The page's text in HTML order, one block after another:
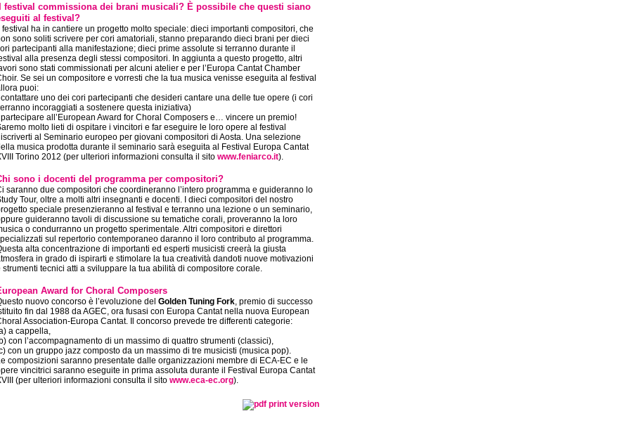
festival commissiona dei brani musicali? È possibile che questi siano
al festival?
festival ha in cantiere un progetto molto speciale: dieci importanti compositori, che
sono soliti scrivere per cori amatoriali, stanno preparando dieci brani per dieci
partecipanti alla manifestazione; dieci prime assolute si terranno durante il
alla presenza degli stessi compositori. In aggiunta a questo progetto, altri
sono stati commissionati per alcuni atelier e per l’Europa Cantat Chamber
Se sei un compositore e vorresti che la tua musica venisse eseguita al festival
puoi:
contattare uno dei cori partecipanti che desideri cantare una delle tue opere (i cori
incoraggiati a sostenere questa iniziativa)
partecipare all’European Award for Choral Composers e… vincere un premio!
molto lieti di ospitare i vincitori e far eseguire le loro opere al festival
iscriverti al Seminario europeo per giovani compositori di Aosta. Una selezione
musica prodotta durante il seminario sarà eseguita al Festival Europa Cantat
Torino 2012 (per ulteriori informazioni consulta il sito www.feniarco.it).
sono i docenti del programma per compositori?
saranno due compositori che coordineranno l’intero programma e guideranno lo
Tour, oltre a molti altri insegnanti e docenti. I dieci compositori del nostro
speciale presenzieranno al festival e terranno una lezione o un seminario,
guideranno tavoli di discussione su tematiche corali, proveranno la loro
o condurranno un progetto sperimentale. Altri compositori e direttori
sul repertorio contemporaneo daranno il loro contributo al programma.
alta concentrazione di importanti ed esperti musicisti creerà la giusta
in grado di ispirarti e stimolare la tua creatività dandoti nuove motivazioni
strumenti tecnici atti a sviluppare la tua abilità di compositore corale.
Award for Choral Composers
nuovo concorso è l’evoluzione del Golden Tuning Fork, premio di successo
fin dal 1988 da AGEC, ora fusasi con Europa Cantat nella nuova European
Association-Europa Cantat. Il concorso prevede tre differenti categorie:
a cappella,
con l’accompagnamento di un massimo di quattro strumenti (classici),
con un gruppo jazz composto da un massimo di tre musicisti (musica pop).
composizioni saranno presentate dalle organizzazioni membre di ECA-EC e le
vincitrici saranno eseguite in prima assoluta durante il Festival Europa Cantat
(per ulteriori informazioni consulta il sito www.eca-ec.org).